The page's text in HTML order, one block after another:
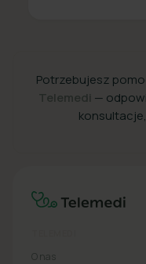
Potrzebujesz
Telemedi —
O nas